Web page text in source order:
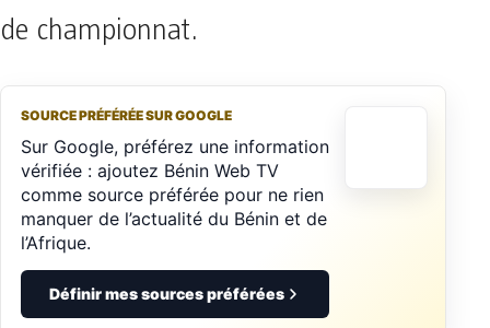
de championnat.
SOURCE PRÉFÉRÉE SUR GOOGLE
Sur Google, préférez une information
vérifiée : ajoutez Bénin Web TV
comme source préférée pour ne rien
manquer de l’actualité du Bénin et de
l’Afrique.
Définir mes sources préférées